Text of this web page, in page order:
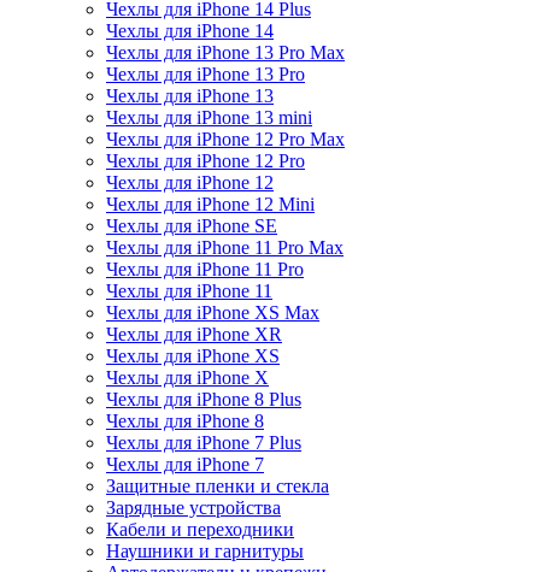
Чехлы для iPhone 14 Plus
Чехлы для iPhone 14
Чехлы для iPhone 13 Pro Max
Чехлы для iPhone 13 Pro
Чехлы для iPhone 13
Чехлы для iPhone 13 mini
Чехлы для iPhone 12 Pro Max
Чехлы для iPhone 12 Pro
Чехлы для iPhone 12
Чехлы для iPhone 12 Mini
Чехлы для iPhone SE
Чехлы для iPhone 11 Pro Max
Чехлы для iPhone 11 Pro
Чехлы для iPhone 11
Чехлы для iPhone XS Max
Чехлы для iPhone XR
Чехлы для iPhone XS
Чехлы для iPhone X
Чехлы для iPhone 8 Plus
Чехлы для iPhone 8
Чехлы для iPhone 7 Plus
Чехлы для iPhone 7
Защитные пленки и стекла
Зарядные устройства
Кабели и переходники
Наушники и гарнитуры